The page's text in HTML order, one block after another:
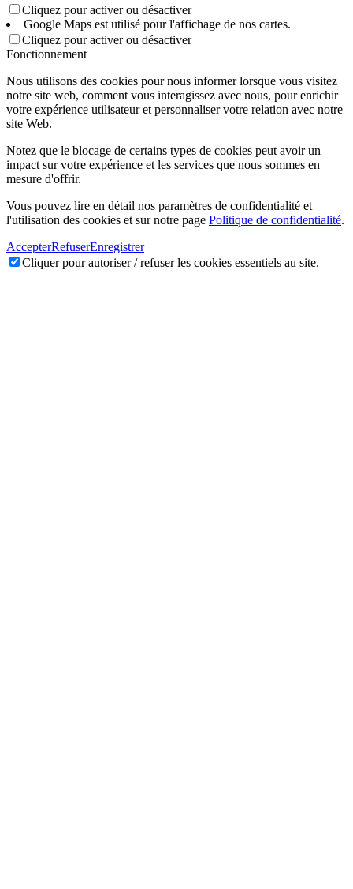
Cliquez pour activer ou désactiver
Google Maps est utilisé pour l'affichage de nos cartes.
Cliquez pour activer ou désactiver
Fonctionnement
Nous utilisons des cookies pour nous informer lorsque vous visitez
notre site web, comment vous interagissez avec nous, pour enrichir
votre expérience utilisateur et personnaliser votre relation avec notre
site Web.
Notez que le blocage de certains types de cookies peut avoir un
impact sur votre expérience et les services que nous sommes en
mesure d'offrir.
Vous pouvez lire en détail nos paramètres de confidentialité et
l'utilisation des cookies et sur notre page Politique de confidentialité.
AccepterRefuserEnregistrer
Cliquer pour autoriser / refuser les cookies essentiels au site.